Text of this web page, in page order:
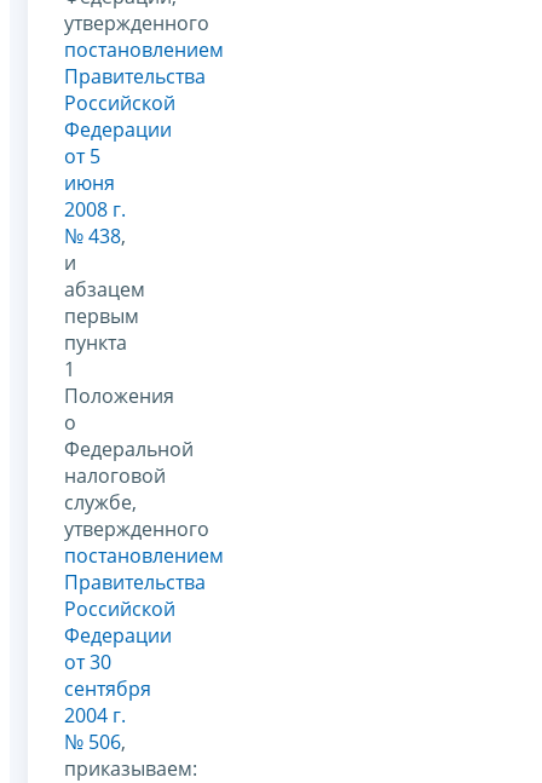
утвержденного
постановлением
Правительства
Российской
Федерации
от 5
июня
2008 г.
№ 438,
и
абзацем
первым
пункта
1
Положения
о
Федеральной
налоговой
службе,
утвержденного
постановлением
Правительства
Российской
Федерации
от 30
сентября
2004 г.
№ 506,
приказываем: